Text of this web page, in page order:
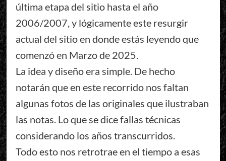
última etapa del sitio hasta el año
2006/2007, y lógicamente este resurgir
actual del sitio en donde estás leyendo que
comenzó en Marzo de 2025.
La idea y diseño era simple. De hecho
notarán que en este recorrido nos faltan
algunas fotos de las originales que ilustraban
las notas. Lo que se dice fallas técnicas
considerando los años transcurridos.
Todo esto nos retrotrae en el tiempo a esas